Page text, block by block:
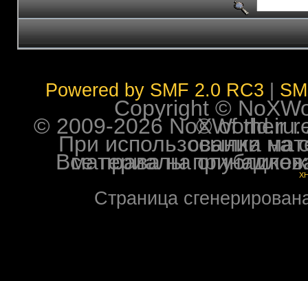
Powered by SMF 2.0 RC3
Copyright ©
© 2009-2026 NoXWorld.ru. All
При использовании
Все права на опубликованные на форуме
Страница